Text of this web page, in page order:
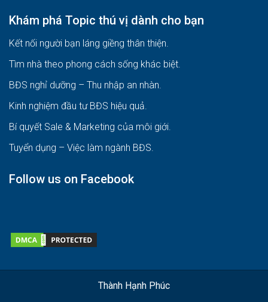
Khám phá Topic thú vị dành cho bạn
Kết nối người bạn láng giềng thân thiện.
Tìm nhà theo phong cách sống khác biệt.
BĐS nghỉ dưỡng – Thu nhập an nhàn.
Kinh nghiệm đầu tư BĐS hiệu quả.
Bí quyết Sale & Marketing của môi giới.
Tuyển dụng – Việc làm ngành BĐS.
Follow us on Facebook
Thành Hạnh Phúc